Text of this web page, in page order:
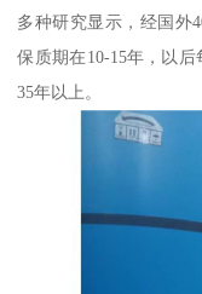
多种研究显示，经国外
保质期在10-15年，以
35年以上。